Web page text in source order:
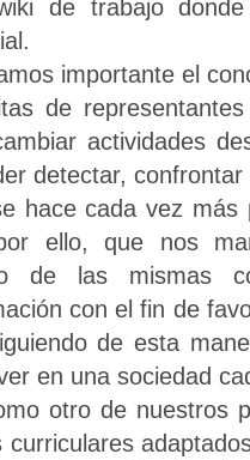
de trabajo
importante el
de
actividades
detectar,
hace cada vez
ello, que nos
de las mismas
con el fin de
de esta
en una sociedad
otro de nuestros
curriculares